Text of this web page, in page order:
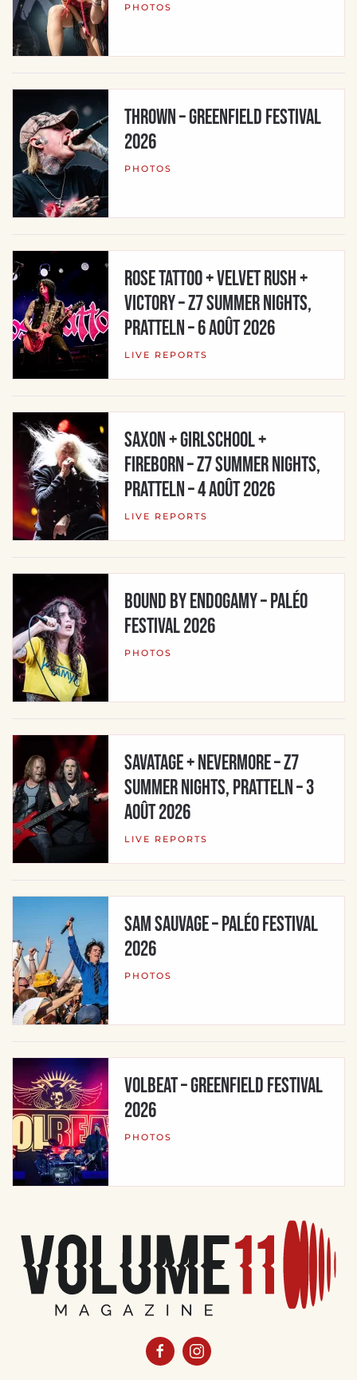
PHOTOS
THROWN – Greenfield Festival
2026
PHOTOS
ROSE TATTOO + VELVET RUSH +
VICTORY – Z7 Summer Nights,
Pratteln – 6 août 2026
LIVE REPORTS
SAXON + GIRLSCHOOL +
FIREBORN – Z7 Summer Nights,
Pratteln – 4 août 2026
LIVE REPORTS
BOUND BY ENDOGAMY – Paléo
Festival 2026
PHOTOS
Savatage + Nevermore – Z7
Summer Nights, Pratteln – 3
août 2026
LIVE REPORTS
SAM SAUVAGE – Paléo Festival
2026
PHOTOS
Volbeat – Greenfield Festival
2026
PHOTOS